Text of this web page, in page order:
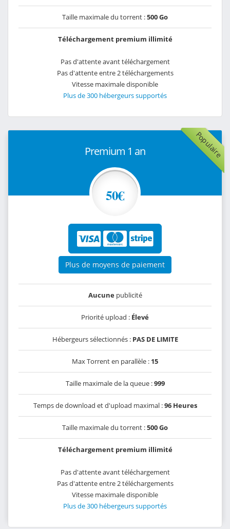
Taille maximale du torrent :500 Go
Téléchargement premium illimité
Pas d'attente avant téléchargement
Pas d'attente entre 2 téléchargements
Vitesse maximale disponible
Plus de 300 hébergeurs supportés
Populaire
Premium 1 an
50€
Plus de moyens de paiement
Aucunepublicité
Priorité upload : Élevé
Hébergeurs sélectionnés : PAS DE LIMITE
Max Torrent en parallèle : 15
Taille maximale de la queue :999
Temps de download et d'upload maximal :96 Heures
Taille maximale du torrent :500 Go
Téléchargement premium illimité
Pas d'attente avant téléchargement
Pas d'attente entre 2 téléchargements
Vitesse maximale disponible
Plus de 300 hébergeurs supportés